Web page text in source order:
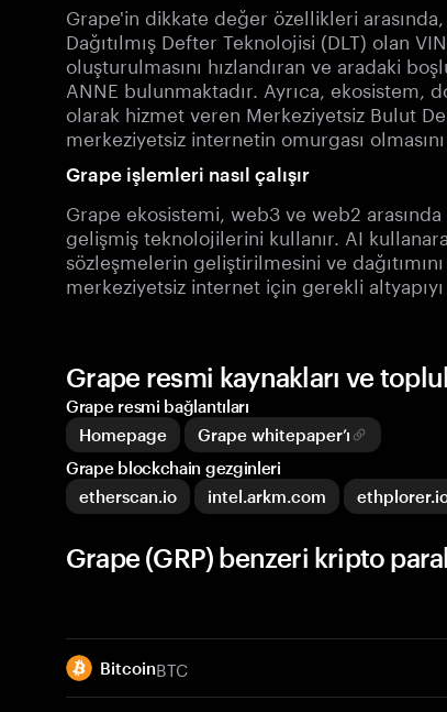
Grape'in dikkate değer özellikleri
Dağıtılmış Defter Teknolojisi (DLT) olan
oluşturulmasını hızlandıran ve aradaki
ANNE bulunmaktadır. Ayrıca, ekosistem,
olarak hizmet veren Merkeziyetsiz Bulut
merkeziyetsiz internetin omurgası
Grape işlemleri nasıl çalışır
Grape ekosistemi, web3 ve web2
gelişmiş teknolojilerini kullanır. AI
sözleşmelerin geliştirilmesini ve
merkeziyetsiz internet için gerekli altyapıyı
Grape resmi kaynakları ve
Grape resmi bağlantıları
Homepage
Grape whitepaper’ı
Grape blockchain gezginleri
etherscan.io
intel.arkm.com
Grape (GRP) benzeri kripto
BitcoinBTC